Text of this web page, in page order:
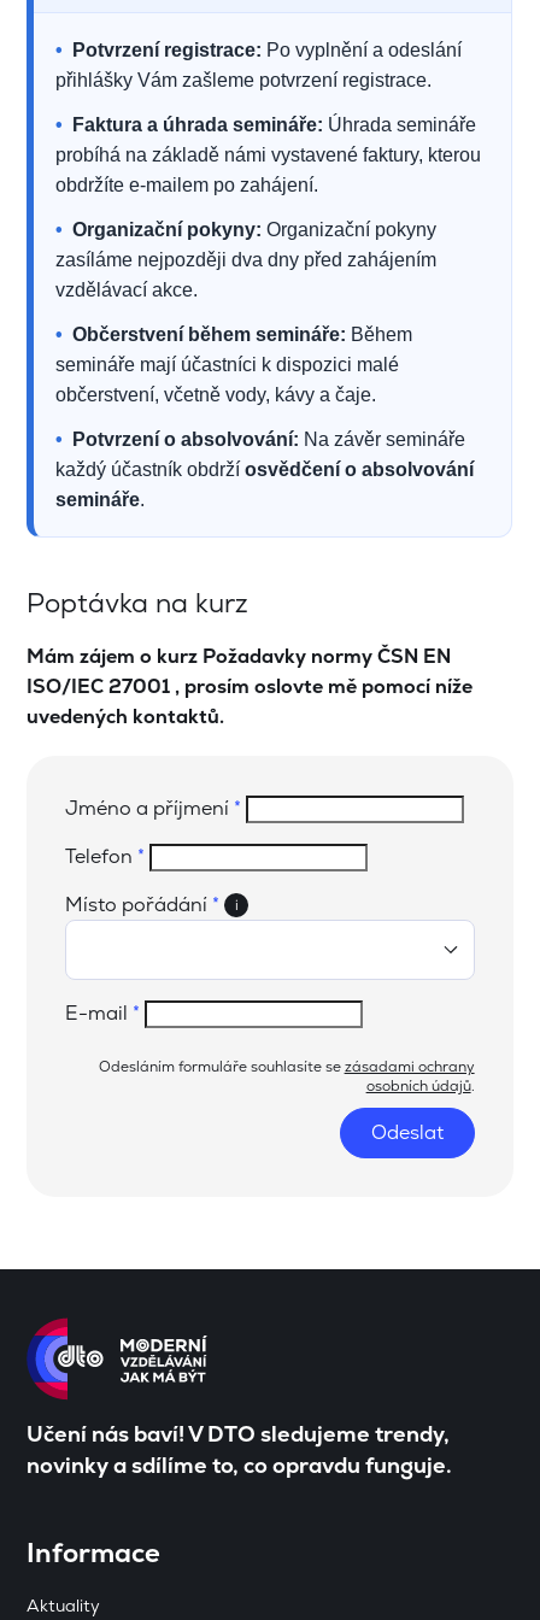
• Potvrzení registrace: Po vyplnění a odeslání
přihlášky Vám zašleme potvrzení registrace.
• Faktura a úhrada semináře: Úhrada semináře
probíhá na základě námi vystavené faktury, kterou
obdržíte e-mailem po zahájení.
• Organizační pokyny: Organizační pokyny
zasíláme nejpozději dva dny před zahájením
vzdělávací akce.
• Občerstvení během semináře: Během
semináře mají účastníci k dispozici malé
občerstvení, včetně vody, kávy a čaje.
• Potvrzení o absolvování: Na závěr semináře
každý účastník obdržíosvědčení o absolvování
semináře.
Poptávka na kurz
Mám zájem o kurz Požadavky normy ČSN EN
ISO/IEC 27001 , prosím oslovte mě pomocí níže
uvedených kontaktů.
Jméno a příjmení *
Telefon *
Místo pořádání * i
E-mail *
Odesláním formuláře souhlasíte sezásadami ochrany
osobních údajů.
Odeslat
Učení nás baví! V DTO sledujeme trendy,
novinky a sdílíme to, co opravdu funguje.
Informace
Aktuality